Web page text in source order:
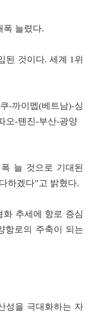
폭 늘렸다.
된 것이다. 세계 1위
-까이멥(베트남)-싱
오-톈진-부산-광양
늘 것으로 기대된
하겠다”고 밝혔다.
추세에 항로 증심
항로의 주축이 되는
성을 극대화하는 자